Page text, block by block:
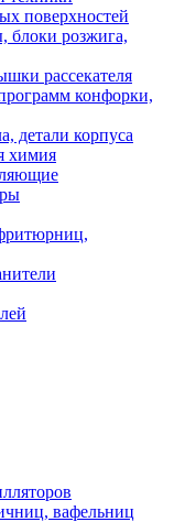
поверхностей
блоки розжига,
рассекателя
конфорки,
детали корпуса
химия
вафельниц